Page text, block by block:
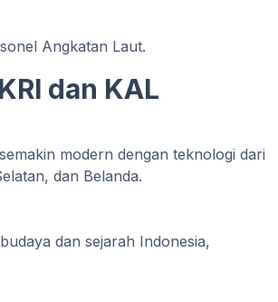
Angkatan Laut.
dan KAL
modern dengan teknologi dari
dan Belanda.
dan sejarah Indonesia,